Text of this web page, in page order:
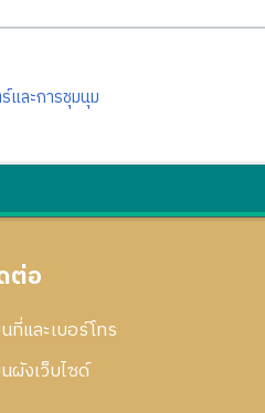
และการชุมนุม
ต่อ
ที่และเบอร์โทร
ผังเว็บไซด์